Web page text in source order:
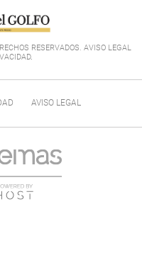
RESERVADOS. AVISO LEGAL
.
AVISO LEGAL